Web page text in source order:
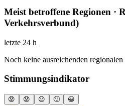
Meist betroffene Regionen ·
Verkehrsverbund)
letzte 24 h
Noch keine ausreichenden
Stimmungsindikator
😡 😟 😐 🙂 😀